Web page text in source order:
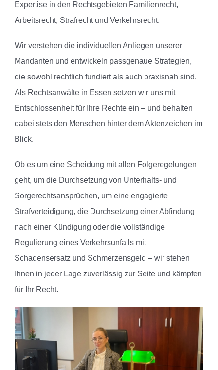
Expertise in den Rechtsgebieten Familienrecht,
Arbeitsrecht, Strafrecht und Verkehrsrecht.
Wir verstehen die individuellen Anliegen unserer
Mandanten und entwickeln passgenaue Strategien,
die sowohl rechtlich fundiert als auch praxisnah sind.
Als Rechtsanwälte in Essen setzen wir uns mit
Entschlossenheit für Ihre Rechte ein – und behalten
dabei stets den Menschen hinter dem Aktenzeichen im
Blick.
Ob es um eine Scheidung mit allen Folgeregelungen
geht, um die Durchsetzung von Unterhalts- und
Sorgerechtsansprüchen, um eine engagierte
Strafverteidigung, die Durchsetzung einer Abfindung
nach einer Kündigung oder die vollständige
Regulierung eines Verkehrsunfalls mit
Schadensersatz und Schmerzensgeld – wir stehen
Ihnen in jeder Lage zuverlässig zur Seite und kämpfen
für Ihr Recht.